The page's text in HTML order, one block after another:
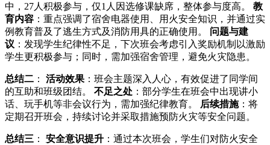
中，27人积极参与，仅1人因选修课缺席，整体参与度高。 教
育内容 ：重点强调了宿舍电器使用、用火安全知识，并通过实
例教育普及了逃生方式及消防用具的正确使用。 问题与建
议 ：发现学生纪律性不足，下次班会考虑引入奖励机制以激励
学生更积极参与；同时，需加强宿舍管理，避免火灾隐患。
总结二 ： 活动效果 ：班会主题深入人心，有效促进了同学间
的互助和班级团结。 不足之处 ：部分学生在班会中出现讲小
话、玩手机等非会议行为，需加强纪律教育。
后续措施：将
定期召开班会，持续讨论并采取措施预防火灾等安全问题。
总结三 ： 安全意识提升 ：通过本次班会，学生们对防火安全